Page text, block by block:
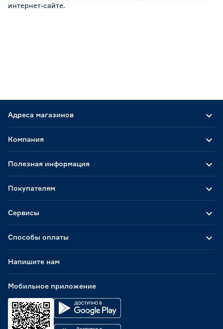
интернет-сайте.
Адреса магазинов
Способы оплаты
Мобильное приложение
Компания
Полезная информация
Покупателям
Сервисы
Напишите нам